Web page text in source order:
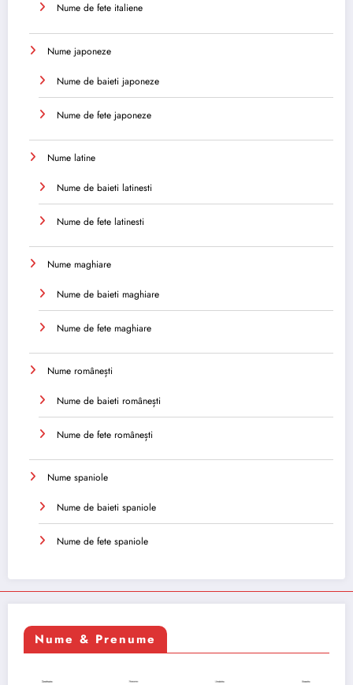
Nume de fete italiene
Nume japoneze
Nume de baieti japoneze
Nume de fete japoneze
Nume latine
Nume de baieti latinesti
Nume de fete latinesti
Nume maghiare
Nume de baieti maghiare
Nume de fete maghiare
Nume românești
Nume de baieti românești
Nume de fete românești
Nume spaniole
Nume de baieti spaniole
Nume de fete spaniole
Nume & Prenume